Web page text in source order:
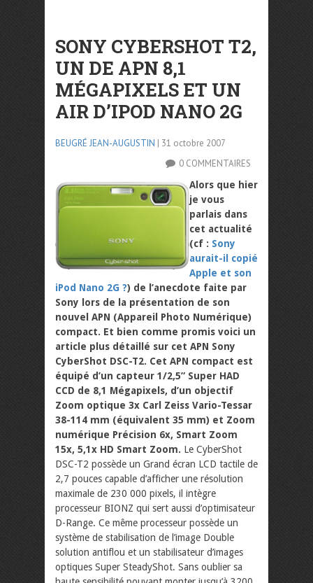
SONY CYBERSHOT T2,
UN DE APN 8,1
MÉGAPIXELS ET UN
AIR D’IPOD NANO 2G
BEUGRÉ JEAN-AUGUSTIN | 31 octobre 2007
0 COMMENTAIRES
Alors que hier
je vous
parlais dans
cet actualité
(cf : Sony
aurait-il copié
Apple et son
iPod Nano 2G ?) de l’anecdote faite par
Sony lors de la présentation de son
nouvel APN (Appareil Photo Numérique)
compact. Et bien comme promis voici un
article plus détaillé sur cet APN Sony
CyberShot DSC-T2. Cet APN compact est
équipé d’un capteur 1/2,5” Super HAD
CCD de 8,1 Mégapixels, d’un objectif
Zoom optique 3x Carl Zeiss Vario-Tessar
38-114 mm (équivalent 35 mm) et Zoom
numérique Précision 6x, Smart Zoom
15x, 5,1x HD Smart Zoom. Le CyberShot
DSC-T2 possède un Grand écran LCD tactile de
2,7 pouces capable d’afficher une résolution
maximale de 230 000 pixels, il intègre
processeur BIONZ qui sert aussi d’optimisateur
D-Range. Ce même processeur possède un
système de stabilisation de l’image Double
solution antiflou et un stabilisateur d’images
optiques Super SteadyShot. Sans oublier sa